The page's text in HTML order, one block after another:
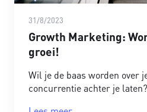
31/8/2023
Growth Marketing:
groei!
Wil je de baas worden over
concurrentie achter je laten?